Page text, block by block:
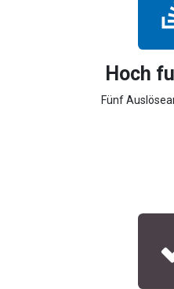
Hoch
Fünf